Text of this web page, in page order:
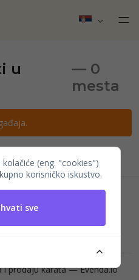
u
— 0
mesta
, +381 63 173 3142
i prodaju karata —Evenda.io
(eng. "cookies")
korisničko iskustvo.
sve